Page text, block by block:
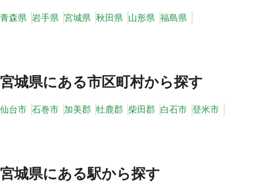
青森県 岩手県 宮城県 秋田県 山形県 福島県
宮城県にある市区町村から探す
仙台市 石巻市 加美郡 牡鹿郡 柴田郡 白石市 登米市
宮城県にある駅から探す